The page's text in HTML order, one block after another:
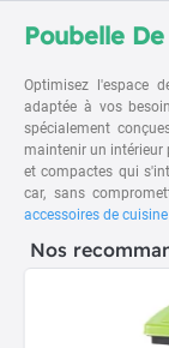
Poubelle
Optimisez l'espace
adaptée à vos
spécialement
maintenir un intérieur
et compactes qui
car, sans
accessoires de
Nos